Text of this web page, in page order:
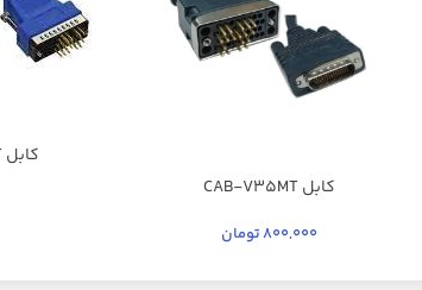
کابل CAB-V35MT
800,000تومان
کابل CAB-SS-V35MT